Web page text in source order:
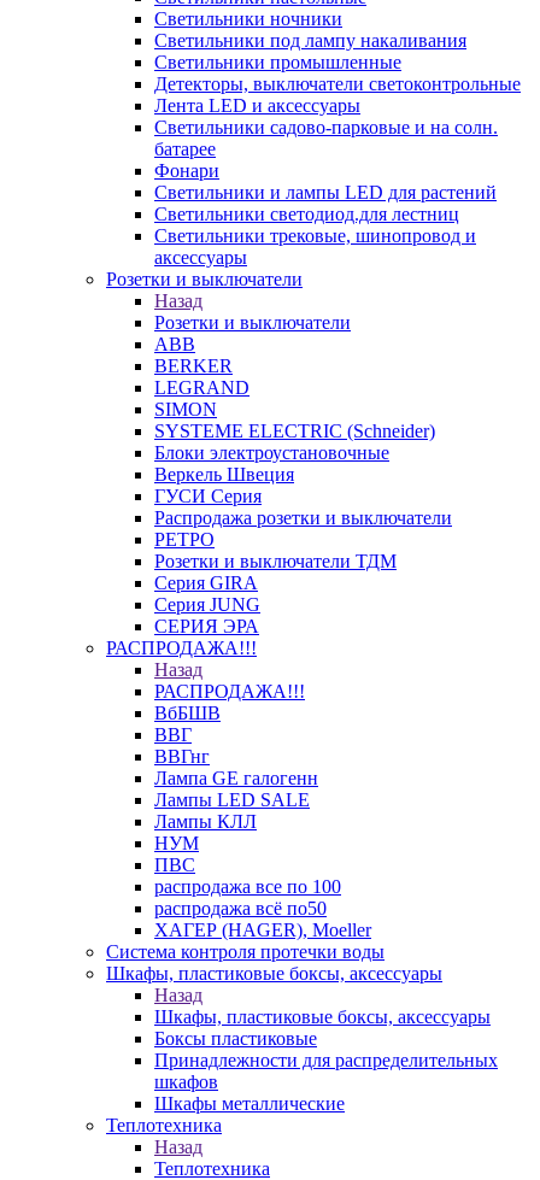
Светильники ночники
Светильники под лампу накаливания
Светильники промышленные
Детекторы, выключатели светоконтрольные
Лента LED и аксессуары
Светильники садово-парковые и на солн.
батарее
Фонари
Светильники и лампы LED для растений
Светильники светодиод.для лестниц
Светильники трековые, шинопровод и
аксессуары
Розетки и выключатели
Назад
Розетки и выключатели
ABB
BERKER
LEGRAND
SIMON
SYSTEME ELECTRIC (Schneider)
Блоки электроустановочные
Веркель Швеция
ГУСИ Серия
Распродажа розетки и выключатели
РЕТРО
Розетки и выключатели ТДМ
Серия GIRA
Серия JUNG
СЕРИЯ ЭРА
РАСПРОДАЖА!!!
Назад
РАСПРОДАЖА!!!
ВбБШВ
ВВГ
ВВГнг
Лампа GE галогенн
Лампы LED SALE
Лампы КЛЛ
НУМ
ПВС
распродажа все по 100
распродажа всё по50
ХАГЕР (HAGER), Moeller
Система контроля протечки воды
Шкафы, пластиковые боксы, аксессуары
Назад
Шкафы, пластиковые боксы, аксессуары
Боксы пластиковые
Принадлежности для распределительных
шкафов
Шкафы металлические
Теплотехника
Назад
Теплотехника